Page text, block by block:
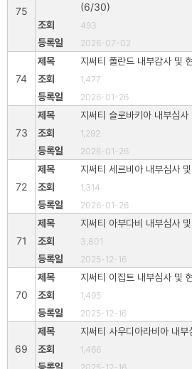
75
(6/30)
493
2026-07-02
74
지써티 폴란드 내부감사 및
1,477
2026-01-26
73
지써티 슬로바키아 내부심사
1,292
2026-01-26
72
지써티 세르비아 내부심사
1,314
2026-01-26
71
지써티 아부다비 내부심사
3,801
2025-12-16
70
지써티 이집트 내부심사 및
1,495
2025-12-16
69
지써티 사우디아라비아 내
1,466